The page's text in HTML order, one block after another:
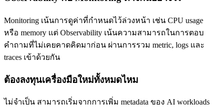
Monitoring เน้นการดูค่าที่กำหนดไว้ล่วงหน้า เช่น CPU usage
หรือ memory แต่ Observability เน้นความสามารถในการตอบ
คำถามที่ไม่เคยคาดคิดมาก่อน ผ่านการรวม metric, logs และ
traces เข้าด้วยกัน
ต้องลงทุนเครื่องมือใหม่ทั้งหมดไหม
ไม่จำเป็น สามารถเริ่มจากการเพิ่ม metadata ของ AI workloads